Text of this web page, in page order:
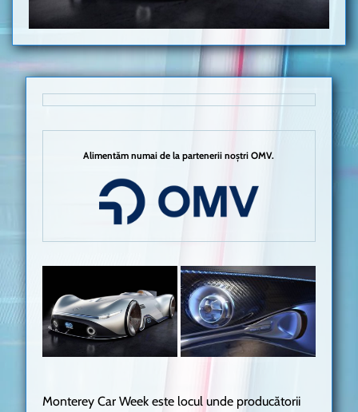
Alimentăm numai de la partenerii noștri OMV.
Monterey Car Week este locul unde producătorii